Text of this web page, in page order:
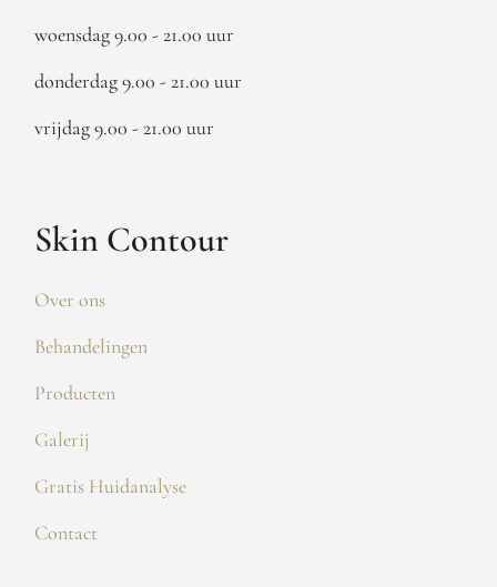
woensdag 9.00 - 21.00 uur
donderdag 9.00 - 21.00 uur
vrijdag 9.00 - 21.00 uur
Skin Contour
Over ons
Behandelingen
Producten
Galerij
Gratis Huidanalyse
Contact